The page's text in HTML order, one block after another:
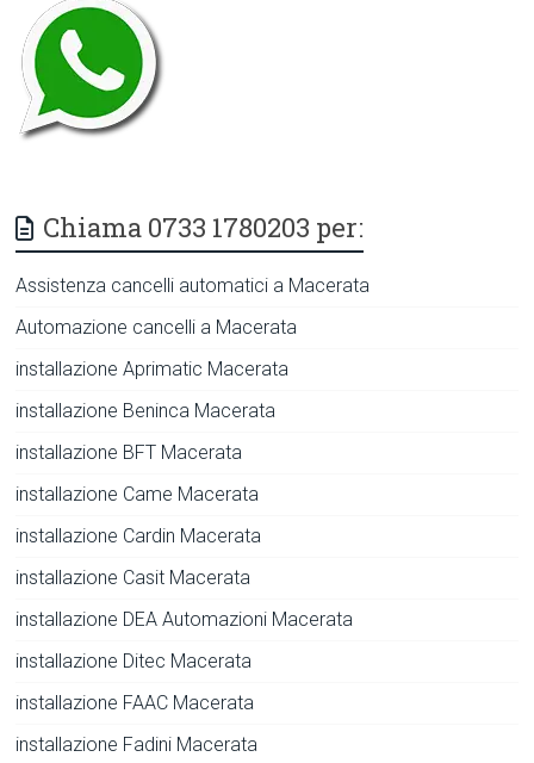
Chiama 0733 1780203 per:
Assistenza cancelli automatici a Macerata
Automazione cancelli a Macerata
installazione Aprimatic Macerata
installazione Beninca Macerata
installazione BFT Macerata
installazione Came Macerata
installazione Cardin Macerata
installazione Casit Macerata
installazione DEA Automazioni Macerata
installazione Ditec Macerata
installazione FAAC Macerata
installazione Fadini Macerata